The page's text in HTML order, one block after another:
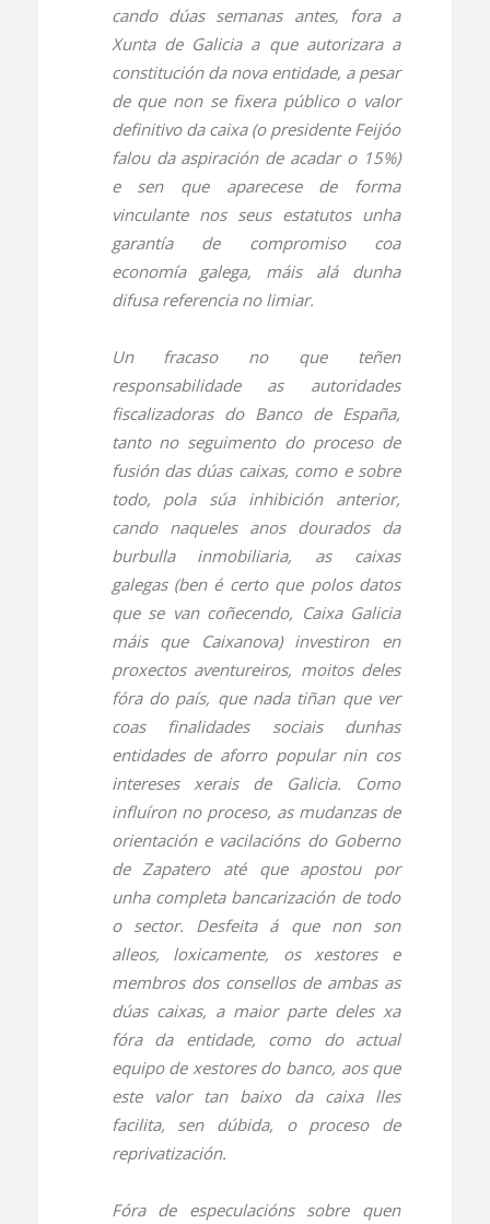
cando dúas semanas antes, fora a
Xunta de Galicia a que autorizara a
constitución da nova entidade, a pesar
de que non se fixera público o valor
definitivo da caixa (o presidente Feijóo
falou da aspiración de acadar o 15%)
e sen que aparecese de forma
vinculante nos seus estatutos unha
garantía de compromiso coa
economía galega, máis alá dunha
difusa referencia no limiar.
Un fracaso no que teñen
responsabilidade as autoridades
fiscalizadoras do Banco de España,
tanto no seguimento do proceso de
fusión das dúas caixas, como e sobre
todo, pola súa inhibición anterior,
cando naqueles anos dourados da
burbulla inmobiliaria, as caixas
galegas (ben é certo que polos datos
que se van coñecendo, Caixa Galicia
máis que Caixanova) investiron en
proxectos aventureiros, moitos deles
fóra do país, que nada tiñan que ver
coas finalidades sociais dunhas
entidades de aforro popular nin cos
intereses xerais de Galicia. Como
influíron no proceso, as mudanzas de
orientación e vacilacións do Goberno
de Zapatero até que apostou por
unha completa bancarización de todo
o sector. Desfeita á que non son
alleos, loxicamente, os xestores e
membros dos consellos de ambas as
dúas caixas, a maior parte deles xa
fóra da entidade, como do actual
equipo de xestores do banco, aos que
este valor tan baixo da caixa lles
facilita, sen dúbida, o proceso de
reprivatización.
Fóra de especulacións sobre quen